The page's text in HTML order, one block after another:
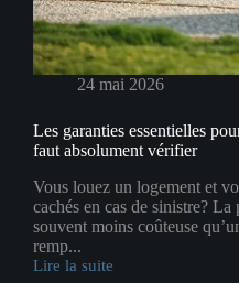
24 mai 2026
Les garanties essentielles
faut absolument vérifier
Vous louez un logement et
cachés en cas de sinistre? La
souvent moins coûteuse
remp...
Lire la suite
Les